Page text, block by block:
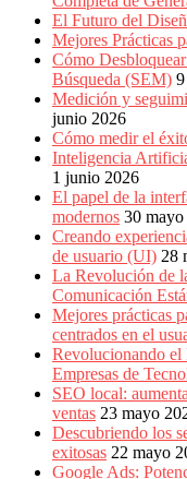
El Futuro del
Mejores Prácticas
Cómo
Búsqueda (SEM)
Medición y
junio 2026
Cómo medir el
Inteligencia
1 junio 2026
El papel de la
modernos 30
Creando
de usuario (UI) 28
La Revolución de
Comunicación
Mejores prácticas
centrados en el
Revolucionando el
Empresas de
SEO local:
ventas 23 mayo
Descubriendo los
exitosas 22 mayo
Google Ads: